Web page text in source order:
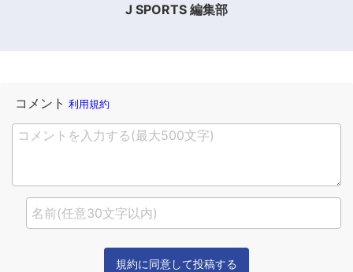
J SPORTS 編集部